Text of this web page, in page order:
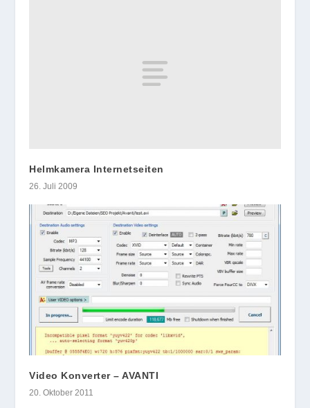
Helmkamera Internetseiten
26. Juli 2009
Video Konverter – AVANTI
20. Oktober 2011